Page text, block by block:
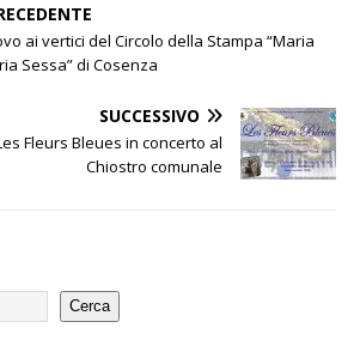
ai vertici del Circolo della Stampa “Maria
Sessa” di Cosenza
SUCCESSIVO
Fleurs Bleues in concerto al
Chiostro comunale
Cerca